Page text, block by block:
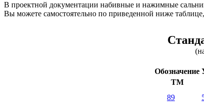
В проектной документации набивные и нажимные
Вы можете самостоятельно по приведенной ниже
Обозначение
TM
89